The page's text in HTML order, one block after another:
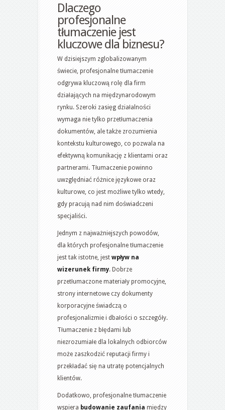
Dlaczego
profesjonalne
tłumaczenie jest
kluczowe dla biznesu?
W dzisiejszym zglobalizowanym
świecie, profesjonalne tłumaczenie
odgrywa kluczową rolę dla firm
działających na międzynarodowym
rynku. Szeroki zasięg działalności
wymaga nie tylko przetłumaczenia
dokumentów, ale także zrozumienia
kontekstu kulturowego, co pozwala na
efektywną komunikację z klientami oraz
partnerami. Tłumaczenie powinno
uwzględniać różnice językowe oraz
kulturowe, co jest możliwe tylko wtedy,
gdy pracują nad nim doświadczeni
specjaliści.
Jednym z najważniejszych powodów,
dla których profesjonalne tłumaczenie
jest tak istotne, jest wpływ na
wizerunek firmy. Dobrze
przetłumaczone materiały promocyjne,
strony internetowe czy dokumenty
korporacyjne świadczą o
profesjonalizmie i dbałości o szczegóły.
Tłumaczenie z błędami lub
niezrozumiałe dla lokalnych odbiorców
może zaszkodzić reputacji firmy i
przekładać się na utratę potencjalnych
klientów.
Dodatkowo, profesjonalne tłumaczenie
wspiera budowanie zaufania między